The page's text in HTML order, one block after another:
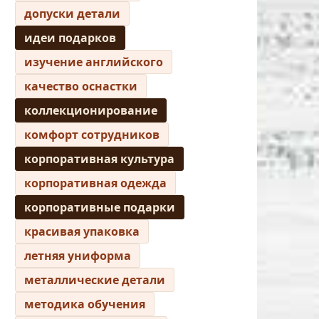
допуски детали
идеи подарков
изучение английского
качество оснастки
коллекционирование
комфорт сотрудников
корпоративная культура
корпоративная одежда
корпоративные подарки
красивая упаковка
летняя униформа
металлические детали
методика обучения